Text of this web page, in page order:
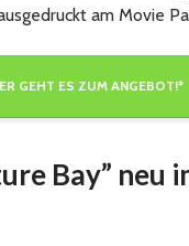
am Movie
GEHT ES ZUM ANGEBOT!*
Bay” neu